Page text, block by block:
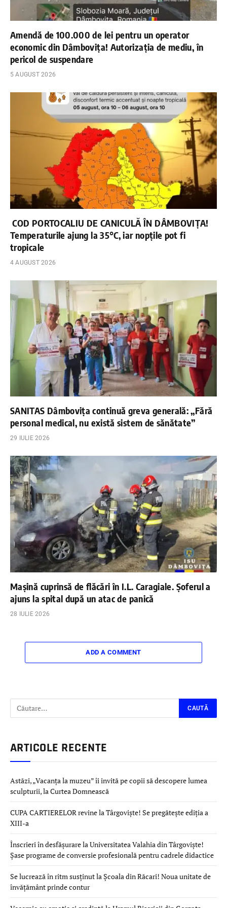
Amendă de 100.000 de lei pentru un operator
economic din Dâmbovița! Autorizația de mediu, în
pericol de suspendare
5 AUGUST 2026
COD PORTOCALIU DE CANICULĂ ÎN DÂMBOVIȚA!
Temperaturile ajung la 35°C, iar nopțile pot fi
tropicale
4 AUGUST 2026
SANITAS Dâmbovița continuă greva generală: „Fără
personal medical, nu există sistem de sănătate”
29 IULIE 2026
Mașină cuprinsă de flăcări în I.L. Caragiale. Șoferul a
ajuns la spital după un atac de panică
28 IULIE 2026
ADD A COMMENT
ARTICOLE RECENTE
Astăzi, „Vacanța la muzeu” îi invită pe copii să descopere lumea
sculpturii, la Curtea Domnească
CUPA CARTIERELOR revine la Târgoviște! Se pregătește ediția a
XIII-a
Înscrieri în desfășurare la Universitatea Valahia din Târgoviște!
Șase programe de conversie profesională pentru cadrele didactice
Se lucrează în ritm susținut la Școala din Răcari! Noua unitate de
învățământ prinde contur